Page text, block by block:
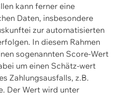
kann ferner eine
Daten, insbesondere
zur automatisierten
In diesem Rahmen
sogenannten Score-Wert
um einen Schätz-wert
Zahlungsausfalls, z.B.
Der Wert wird unter